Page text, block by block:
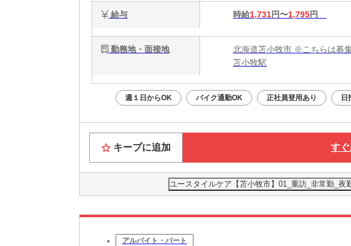
給与 時給1,731円〜1,795円
勤務地・面接地
北海道苫小牧市 ※こちらは募
苫小牧駅
週１日からOK バイク通勤OK 正社員登用あり 日
キープに追加 す
ユースタイルケア【苫小牧市】01_重訪_非常勤_夜
アルバイト・パート